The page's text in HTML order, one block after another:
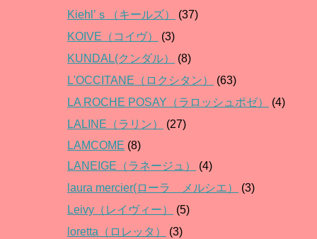
Kiehl’ｓ（キールズ）
(37)
KOIVE（コイヴ）
(3)
KUNDAL(クンダル）
(8)
L'OCCITANE（ロクシタン）
(63)
LA ROCHE POSAY（ラロッシュポゼ）
(4)
LALINE（ラリン）
(27)
LAMCOME (8)
LANEIGE（ラネージュ）
(4)
laura mercier(ローラ メルシエ）
(3)
Leivy（レイヴィー）
(5)
loretta（ロレッタ）
(3)